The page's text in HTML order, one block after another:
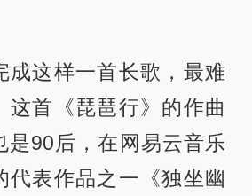
成这样一首长歌，最难
这首《琵琶行》的作曲
是90后，在网易云音乐
代表作品之一《独坐幽